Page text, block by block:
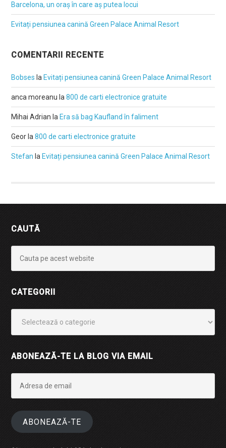
Barcelona, un oraș în care aș putea locui
Evitați pensiunea canină Green Palace Animal Resort
COMENTARII RECENTE
Bobses la Evitați pensiunea canină Green Palace Animal Resort
anca moreanu la800 de carti electronice gratuite
Mihai Adrian la Era să bag Kaufland în faliment
Geor la800 de carti electronice gratuite
Stefan la Evitați pensiunea canină Green Palace Animal Resort
CAUTĂ
CATEGORII
ABONEAZĂ-TE LA BLOG VIA EMAIL
email
ABONEAZĂ-TE